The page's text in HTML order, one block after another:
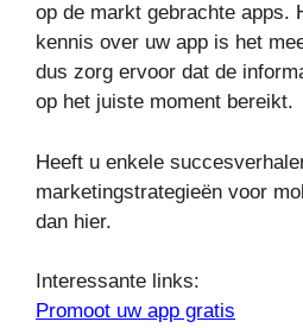
op de markt gebrachte apps.
kennis over uw app is het
dus zorg ervoor dat de
op het juiste moment bereikt.
Heeft u enkele
marketingstrategieën voor
dan hier.
Interessante links:
Promoot uw app gratis